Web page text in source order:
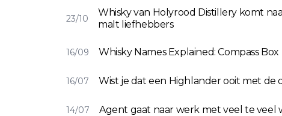
23/10
Whisky van Holyrood Distillery komt
malt liefhebbers
16/09 Whisky Names Explained: Compass
16/07 Wist je dat een Highlander ooit met de
14/07 Agent gaat naar werk met veel te veel